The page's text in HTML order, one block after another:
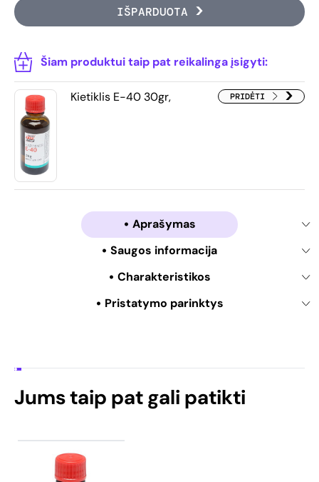
IŠPARDUOTA
Šiam produktui taip pat reikalinga įsigyti:
Kietiklis E-40 30gr, PRIDĖTI
Aprašymas
Saugos informacija
Charakteristikos
Pristatymo parinktys
Jums taip pat gali patikti